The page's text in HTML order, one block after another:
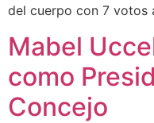
del cuerpo con 7 votos
Mabel
como
Concejo